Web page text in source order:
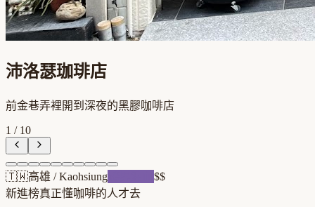
沛洛瑟珈琲店
前金巷弄裡開到深夜的黑膠咖啡店
1 / 10
🇹🇼高雄 /Kaohsiung
$$
新進榜真正懂咖啡的人才去